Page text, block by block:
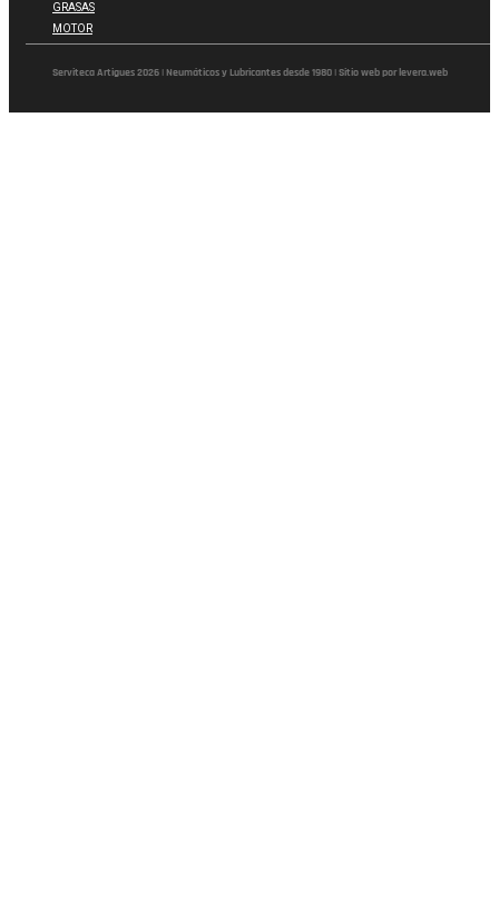
GRASAS
MOTOR
Serviteca Artigues 2026 | Neumáticos y Lubricantes desde 1980 | Sitio web por levera.web